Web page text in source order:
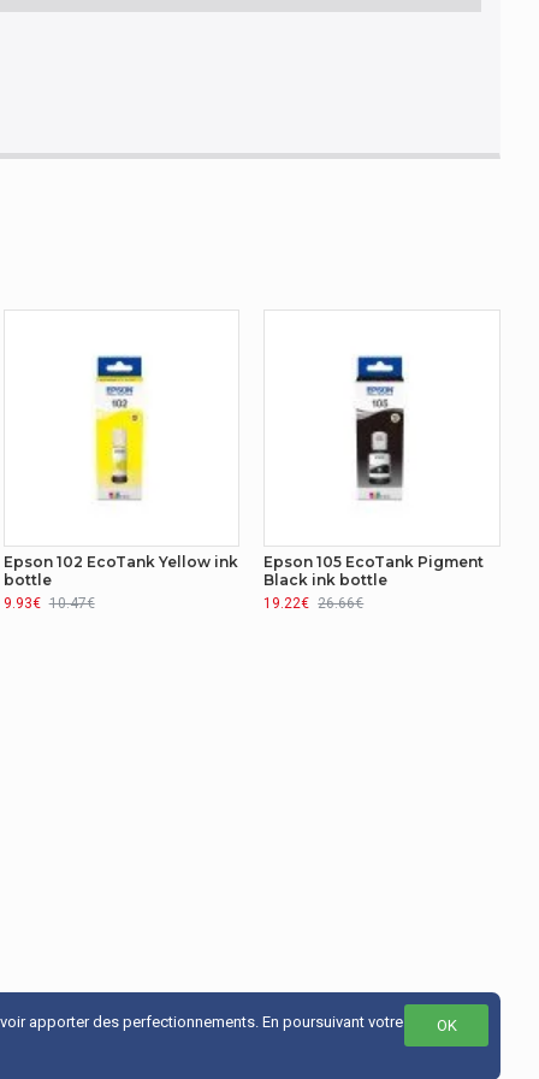
Epson 102 EcoTank Yellow ink
bottle
9.93€ 10.47€
Epson 105 EcoTank Pigment
Black ink bottle
19.22€ 26.66€
OK
apporter des perfectionnements. En poursuivant votre